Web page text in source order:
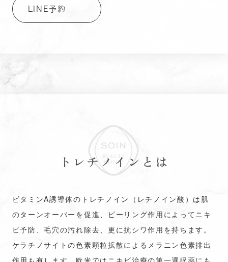
LINE予約
トレチノインとは
ビタミンA誘導体のトレチノイン（レチノイン酸）は肌
のターンオーバーを促進、ピーリング作用によってニキ
ビ予防、毛穴の汚れ除去、更に抗シワ作用を持ちます。
ケラチノサイトの色素顆粒拡散によるメラニン色素排出
作用も有します。欧米ではニキビ治療の第一選択薬にも